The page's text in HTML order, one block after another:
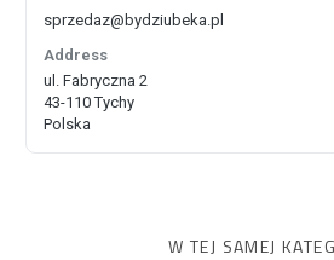
sprzedaz@bydziubeka.pl
Address
ul. Fabryczna 2
43-110 Tychy
Polska
W TEJ SAMEJ